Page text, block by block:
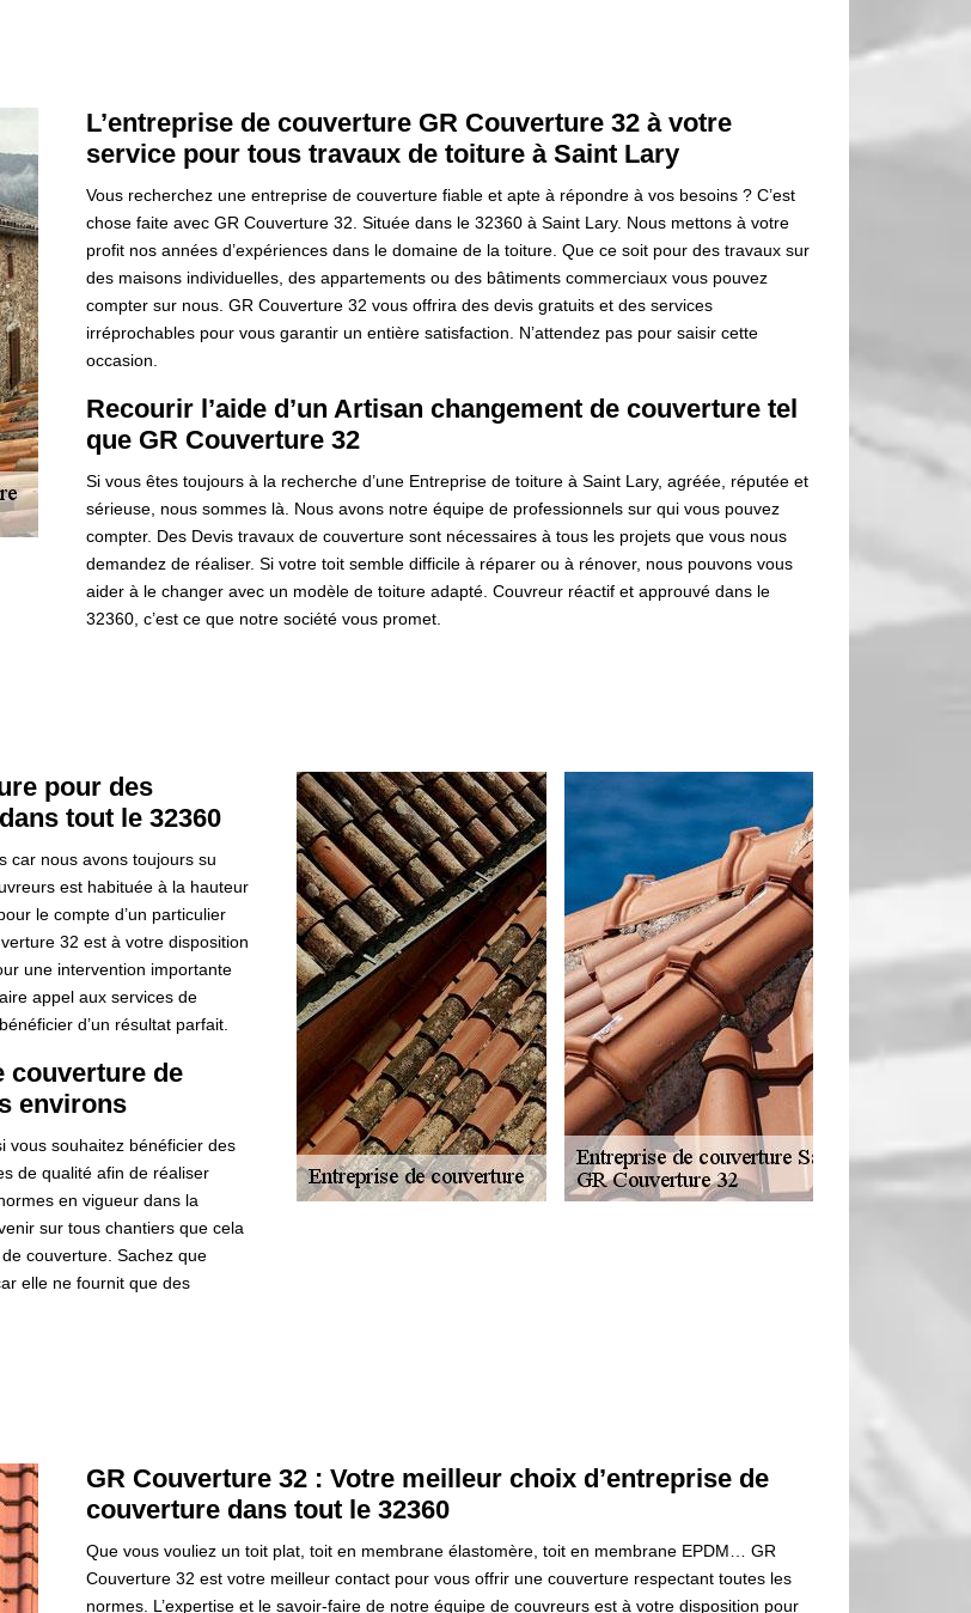
L’entreprise de couverture GR Couverture 32 à votre
service pour tous travaux de toiture à Saint Lary
Vous recherchez une entreprise de couverture fiable et apte à répondre à vos besoins ? C’est
chose faite avec GR Couverture 32. Située dans le 32360 à Saint Lary. Nous mettons à votre
profit nos années d’expériences dans le domaine de la toiture. Que ce soit pour des travaux sur
des maisons individuelles, des appartements ou des bâtiments commerciaux vous pouvez
compter sur nous. GR Couverture 32 vous offrira des devis gratuits et des services
irréprochables pour vous garantir un entière satisfaction. N’attendez pas pour saisir cette
occasion.
Recourir l’aide d’un Artisan changement de couverture tel
que GR Couverture 32
Si vous êtes toujours à la recherche d’une Entreprise de toiture à Saint Lary, agréée, réputée et
sérieuse, nous sommes là. Nous avons notre équipe de professionnels sur qui vous pouvez
compter. Des Devis travaux de couverture sont nécessaires à tous les projets que vous nous
demandez de réaliser. Si votre toit semble difficile à réparer ou à rénover, nous pouvons vous
aider à le changer avec un modèle de toiture adapté. Couvreur réactif et approuvé dans le
32360, c’est ce que notre société vous promet.
pour des
tout le 32360
car nous avons toujours su
est habituée à la hauteur
le compte d’un particulier
32 est à votre disposition
une intervention importante
appel aux services de
d’un résultat parfait.
couverture de
environs
vous souhaitez bénéficier des
de qualité afin de réaliser
en vigueur dans la
sur tous chantiers que cela
couverture. Sachez que
elle ne fournit que des
GR Couverture 32 : Votre meilleur choix d’entreprise de
couverture dans tout le 32360
Que vous vouliez un toit plat, toit en membrane élastomère, toit en membrane EPDM… GR
Couverture 32 est votre meilleur contact pour vous offrir une couverture respectant toutes les
normes. L’expertise et le savoir-faire de notre équipe de couvreurs est à votre disposition pour